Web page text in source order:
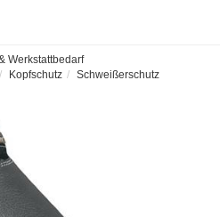
Werkstattbedarf
Kopfschutz
Schweißerschutz